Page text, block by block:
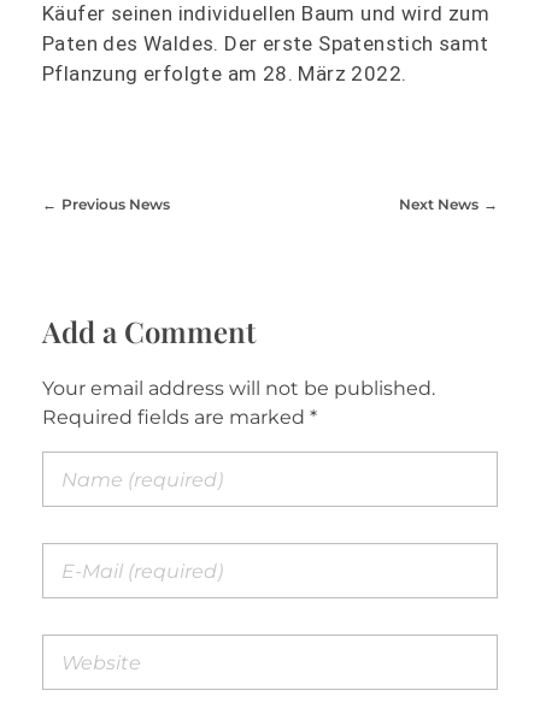
Käufer seinen individuellen Baum und wird zum
Paten des Waldes. Der erste Spatenstich samt
Pflanzung erfolgte am 28. März 2022.
Previous News Next News
Add a Comment
Your email address will not be published.
Required fields are marked *